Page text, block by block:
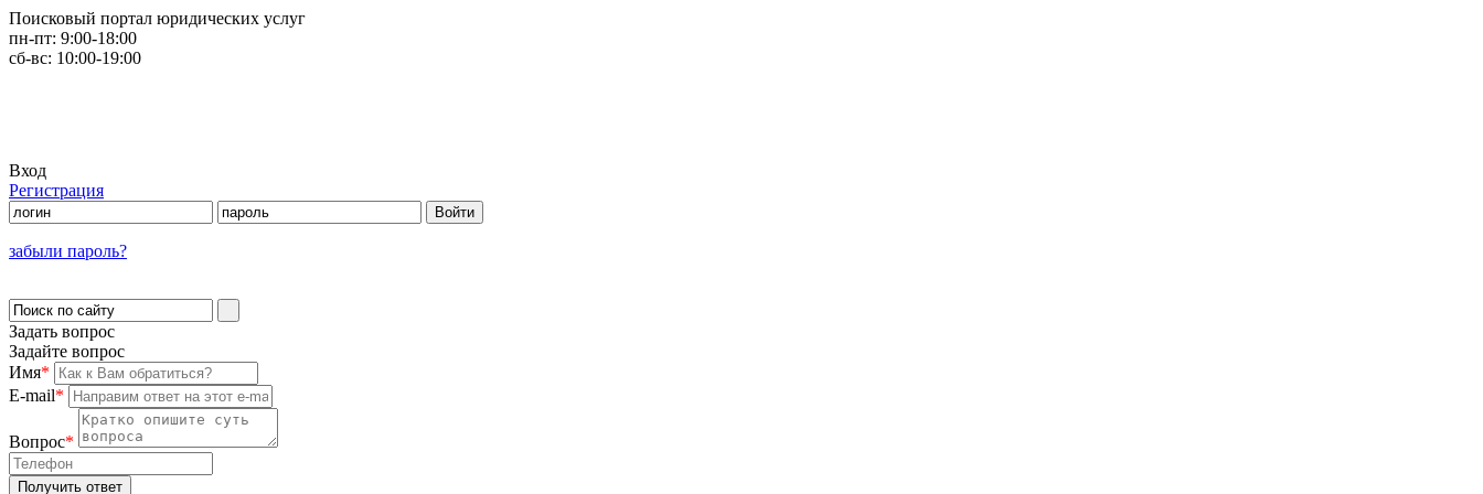
Поисковый портал юридических услуг
пн-пт: 9:00-18:00
сб-вс: 10:00-19:00
Вход
Регистрация
забыли пароль?
Задать вопрос
Задайте вопрос
Имя*
E-mail*
Вопрос*